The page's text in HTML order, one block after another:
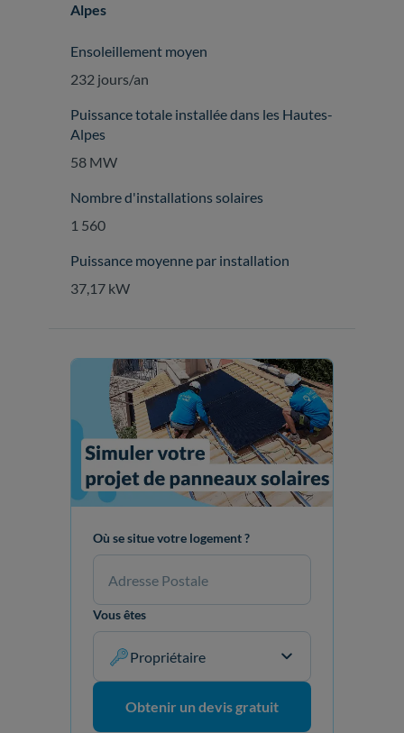
Alpes
Ensoleillement moyen
232 jours/an
Puissance totale installée dans les Hautes-
Alpes
58 MW
Nombre d'installations solaires
1 560
Puissance moyenne par installation
37,17 kW
Où se situe votre logement ?
Vous êtes
Propriétaire
Obtenir un devis gratuit